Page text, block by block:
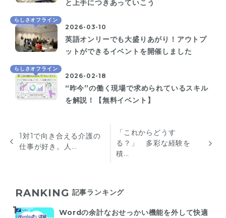
と上手につきあっていこう
2026-03-10
英語オンリーでも大盛りあがり！アウトプ
ットができるイベントを開催しました
らしさオフライン
2026-02-18
“昨今”の働く現場で求められているスキル
を解説！【無料イベント】
らしさオフライン
1対1で向き合える介護の
仕事が好き。人...
「これからどうす
る？」 多彩な経験を
積...
RANKING 記事ランキング
Wordの余計なおせっかい機能を外して快適